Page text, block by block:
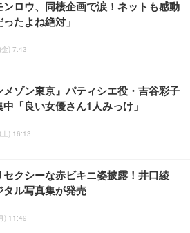
れ パソコンチェア (ブラック)
フィスチェア デスクチェア 疲れない テレ
ア 強化バックレスト 30度ロッキング機
椅子 腰サポート 90度跳ね上げ式アーム
ゃれ パソコンチェア (ホワイト)
オフィスチェア デスクチェア 肘なし メ
性 ランバーサポート付き 腰サポート ガ
昇降 360度回転 キャスター付き コンパク
品】Dell E2724HS 27インチ 液晶モニタ
（1920×1080）VA 非光沢 HDMI/DisplayP
ピーカー内蔵 高さ調整 スイベル VESA対
24.5inch/280Hz/FHD】GRAPHT THE S
Gaming Monitor 24” Essential ゲーミン
QD 24.5インチ 1ms FHD 量子ドット 残
スマートベーシック) 【Amazon.co.jp
Basic アイリスオーヤマ ペットシーツ
用 ワイド 100枚入 (x 1) (ケース販売)
ーヤマ ペットシーツ 超厚型 お徳用 レギ
枚入【Amazon.co.jp限定】
ンロウ、同棲企画で涙！ネットも感動
ったよね絶対」
) 7:43
メゾン東京』パティシエ役・吉谷彩子
「良い女優さん1人みっけ」
) 16:13
セクシーな赤ビキニ姿披露！井口綾
タル写真集が発売
) 11:49